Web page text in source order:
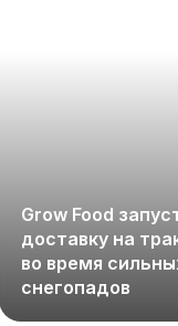
Grow Food
доставку на
во время
снегопадов